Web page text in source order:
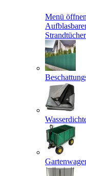
Menü öffnen
Strandtücher